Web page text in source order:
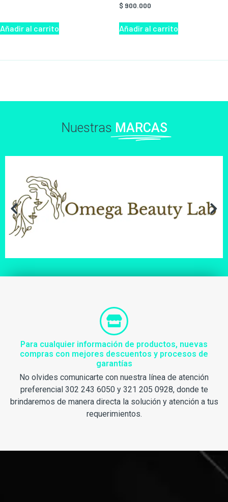
Añadir al carrito
$ 900.000
Añadir al carrito
Nuestras MARCAS
Para cualquier información de productos, nuevas
compras con mejores descuentos y procesos de
garantías
No olvides comunicarte con nuestra línea de atención
preferencial 302 243 6050 y 321 205 0928, donde te
brindaremos de manera directa la solución y atención a tus
requerimientos.